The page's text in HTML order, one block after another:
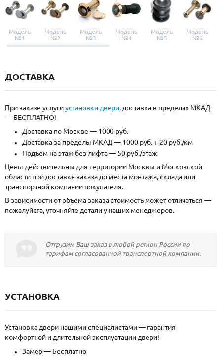
Модель
№1
Модель
№2
Модель
№3
Модель
№4
Модель
№5
Модель
№6
ДОСТАВКА
При заказе услугиустановки двери, доставка в пределах МКАД
— БЕСПЛАТНО!
Доставка по Москве — 1000 руб.
Доставка за пределы МКАД — 1000 руб. + 20 руб./км
Подъем на этаж без лифта — 50 руб./этаж
Цены действительны для территории Москвы и Московской
области при доставке заказа до места монтажа, склада или
транспортной компании покупателя.
В зависимости от объема заказа стоимость может отличаться —
пожалуйста, уточняйте детали у наших менеджеров.
Отгрузим Ваш заказ в любой регион России по
тарифам согласованной транспортной компании.
УСТАНОВКА
Установка двери нашими специалистами — гарантия
комфортной и длительной эксплуатации двери!
Замер — Бесплатно